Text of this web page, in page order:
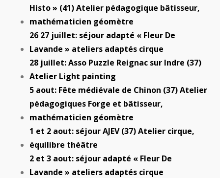
Histo » (41) Atelier pédagogique bâtisseur,
mathématicien géomètre
26 27 juillet: séjour adapté « Fleur De
Lavande » ateliers adaptés cirque
28 juillet: Asso Puzzle Reignac sur Indre (37)
Atelier Light painting
5 aout: Fête médiévale de Chinon (37) Atelier
pédagogiques Forge et bâtisseur,
mathématicien géomètre
1 et 2 aout: séjour AJEV (37) Atelier cirque,
équilibre théâtre
2 et 3 aout: séjour adapté « Fleur De
Lavande » ateliers adaptés cirque